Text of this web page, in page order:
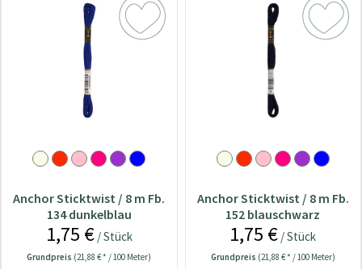
Anchor Sticktwist / 8 m Fb.
134 dunkelblau
1,75 €/ Stück
Grundpreis (21,88 € * / 100 Meter)
Anchor Sticktwist / 8 m Fb.
152 blauschwarz
1,75 € / Stück
Grundpreis (21,88 € * / 100 Meter)